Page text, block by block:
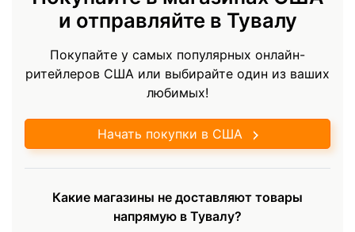
и отправляйте в Тувалу
Покупайте у самых популярных онлайн-
ритейлеров США или выбирайте один из ваших
любимых!
Начать покупки в США
Какие магазины не доставляют товары
напрямую в Тувалу?